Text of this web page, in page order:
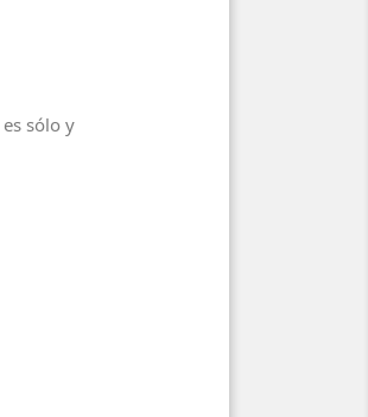
es sólo y